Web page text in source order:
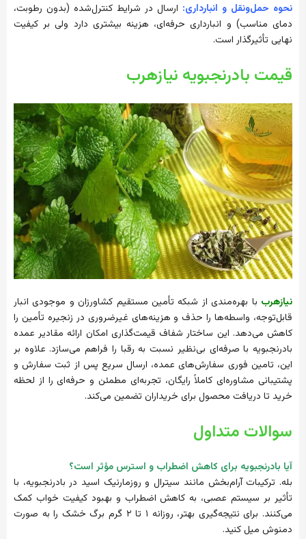
نحوه حمل‌ونقل و انبارداری: ارسال در شرایط کنترل‌شده (بدون رطوبت،
دمای مناسب) و انبارداری حرفه‌ای، هزینه بیشتری دارد ولی بر کیفیت
نهایی تأثیرگذار است.
قیمت بادرنجبویه نیازهرب
نیازهرب با بهره‌مندی از شبکه تأمین مستقیم کشاورزان و موجودی انبار
قابل‌توجه، واسطه‌ها را حذف و هزینه‌های غیرضروری در زنجیره تأمین را
کاهش می‌دهد. این ساختار شفاف قیمت‌گذاری امکان ارائه مقادیر عمده
بادرنجبویه با صرفه‌ای بی‌نظیر نسبت به رقبا را فراهم می‌سازد. علاوه بر
این، تامین فوری سفارش‌های عمده، ارسال سریع پس از ثبت سفارش و
پشتیبانی مشاوره‌ای کاملاً رایگان، تجربه‌ای مطمئن و حرفه‌ای را از لحظه
خرید تا دریافت محصول برای خریداران تضمین می‌کند.
سوالات متداول
آیا بادرنجبویه برای کاهش اضطراب و استرس مؤثر است؟
بله. ترکیبات آرام‌بخش مانند سیترال و روزمارنیک اسید در بادرنجبویه، با
تأثیر بر سیستم عصبی، به کاهش اضطراب و بهبود کیفیت خواب کمک
می‌کنند. برای نتیجه‌گیری بهتر، روزانه ۱ تا ۲ گرم برگ خشک را به صورت
دمنوش میل کنید.